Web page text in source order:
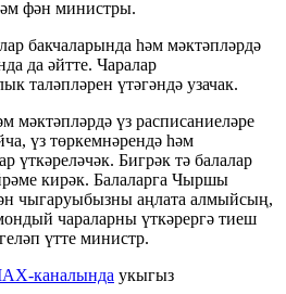
фән министры.
бакчаларында һәм мәктәпләрдә
да әйтте. Чаралар
таләпләрен үтәгәндә узачак.
мәктәпләрдә үз расписаниеләре
үз төркемнәрендә һәм
үткәреләчәк. Бигрәк тә балалар
кирәк. Балаларга Чыршы
чыгаруыбызны аңлата алмыйсың,
чараларны үткәрергә тиеш
үтте министр.
каналында укыгыз